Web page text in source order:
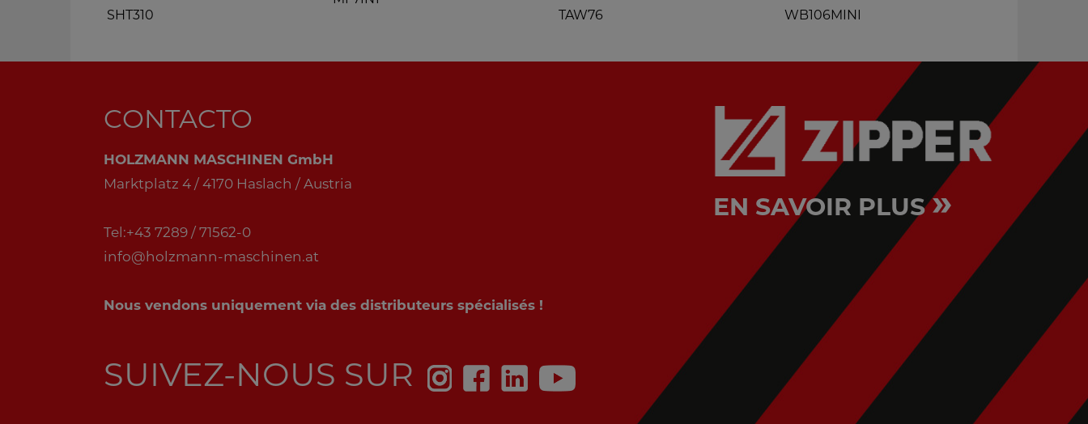
SHT310
TAW76
WB106MINI
CONTACTO
HOLZMANN MASCHINEN GmbH
Marktplatz 4 / 4170 Haslach / Austria
Tel:+43 7289 / 71562-0
info@holzmann-maschinen.at
Nous vendons uniquement via des distributeurs spécialisés !
SUIVEZ-NOUS SUR
EN SAVOIR PLUS »